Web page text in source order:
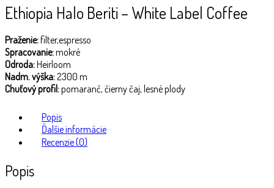
Ethiopia Halo Beriti – White Label Coffee
Praženie:filter,espresso
Spracovanie:mokré
Odroda:Heirloom
Nadm. výška:2300 m
Chuťový profil:pomaranč, čierny čaj, lesné plody
Popis
Ďalšie informácie
Recenzie (0)
Popis